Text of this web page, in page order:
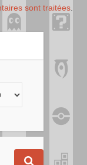
sont traitées